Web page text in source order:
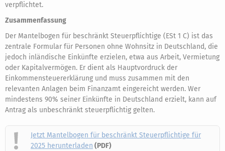
verpflichtet.
Zusammenfassung
Der Mantelbogen für beschränkt Steuerpflichtige (ESt 1 C) ist das
zentrale Formular für Personen ohne Wohnsitz in Deutschland, die
jedoch inländische Einkünfte erzielen, etwa aus Arbeit, Vermietung
oder Kapitalvermögen. Er dient als Hauptvordruck der
Einkommensteuererklärung und muss zusammen mit den
relevanten Anlagen beim Finanzamt eingereicht werden. Wer
mindestens 90% seiner Einkünfte in Deutschland erzielt, kann auf
Antrag als unbeschränkt steuerpflichtig gelten.
Jetzt Mantelbogen für beschränkt Steuerpflichtige für
2025 herunterladen (PDF)